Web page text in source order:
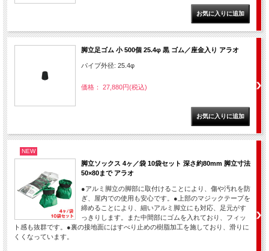
脚立足ゴム 小 500個 25.4φ 黒 ゴム／座金入り アラオ
パイプ外径: 25.4φ
価格： 27,880円(税込)
NEW
脚立ソックス 4ヶ／袋 10袋セット 深さ約80mm 脚立寸法
50×80まで アラオ
●アルミ脚立の脚部に取付けることにより、傷や汚れを防
ぎ、屋内での使用も安心です。●上部のマジックテープを
締めることにより、細いアルミ脚立にも対応、足元がす
っきりします。また中間部にゴムを入れており、フィッ
ト感も抜群です。●裏の接地面にはすべり止めの樹脂加工を施しており、滑りに
くくなっています。